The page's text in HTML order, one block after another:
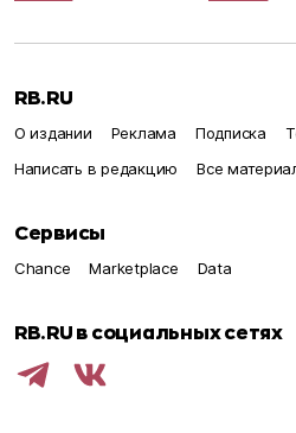
RB.RU
О издании Реклама Подписка
Написать в редакцию
Все
Сервисы
Chance Marketplace Data
RB.RU в социальных сетях